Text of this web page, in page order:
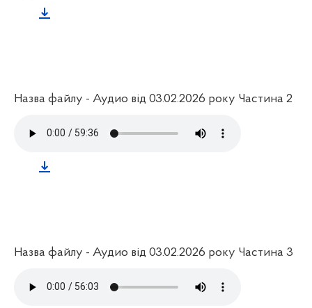
Назва файлу - Аудио від 03.02.2026 року Частина 2
Назва файлу - Аудио від 03.02.2026 року Частина 3